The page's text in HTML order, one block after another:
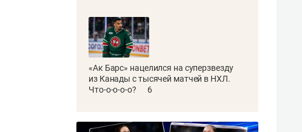
«Ак Барс» нацелился на суперзвезду
из Канады с тысячей матчей в НХЛ.
Что-о-о-о-о?
6